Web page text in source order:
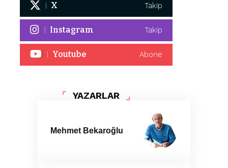
X Takip
Instagram Takip
Youtube Abone
YAZARLAR
Mehmet Bekaroğlu